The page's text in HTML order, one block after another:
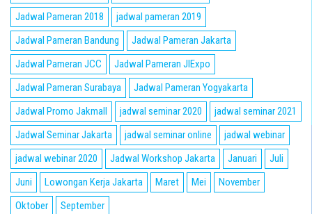
Jadwal Pameran 2018
jadwal pameran 2019
Jadwal Pameran Bandung
Jadwal Pameran Jakarta
Jadwal Pameran JCC
Jadwal Pameran JIExpo
Jadwal Pameran Surabaya
Jadwal Pameran Yogyakarta
Jadwal Promo Jakmall
jadwal seminar 2020
jadwal seminar 2021
Jadwal Seminar Jakarta
jadwal seminar online
jadwal webinar
jadwal webinar 2020
Jadwal Workshop Jakarta Januari
Juli
Juni
Lowongan Kerja Jakarta Maret Mei
November
Oktober
September